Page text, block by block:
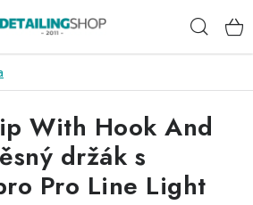
With Hook And
držák s
Pro Line Light